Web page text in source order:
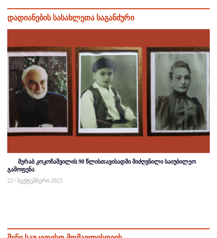
დადიანების სასახლეთა საგანძური
მერაბ კოკოჩაშვილის 90 წლისთავისადმი მიძღვნილი საიუბილეო
გამოფენა
22 / სექტემბერი 2025